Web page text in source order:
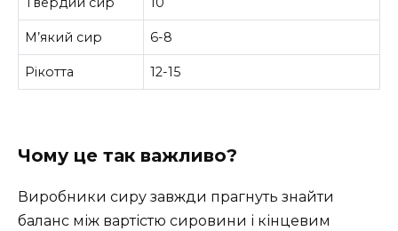
М’який сир 6-8
Рікотта 12-15
Чому це так важливо?
Виробники сиру завжди прагнуть знайти
баланс між вартістю сировини і кінцевим